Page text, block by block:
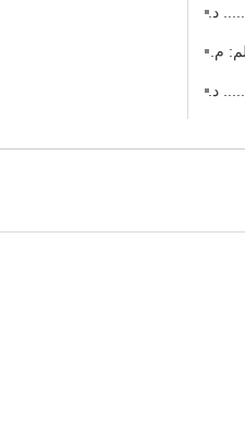
منازعات عقود التشييد (3) ..... د.
م.
منازعات عقود التشييد (2) ..... د.